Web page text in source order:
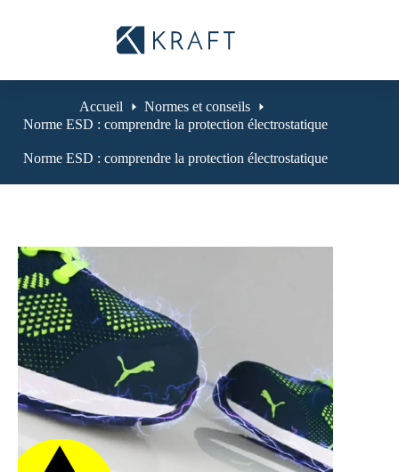
Accueil
Normes et conseils
Norme ESD : comprendre la protection électrostatique
Norme ESD : comprendre la protection électrostatique